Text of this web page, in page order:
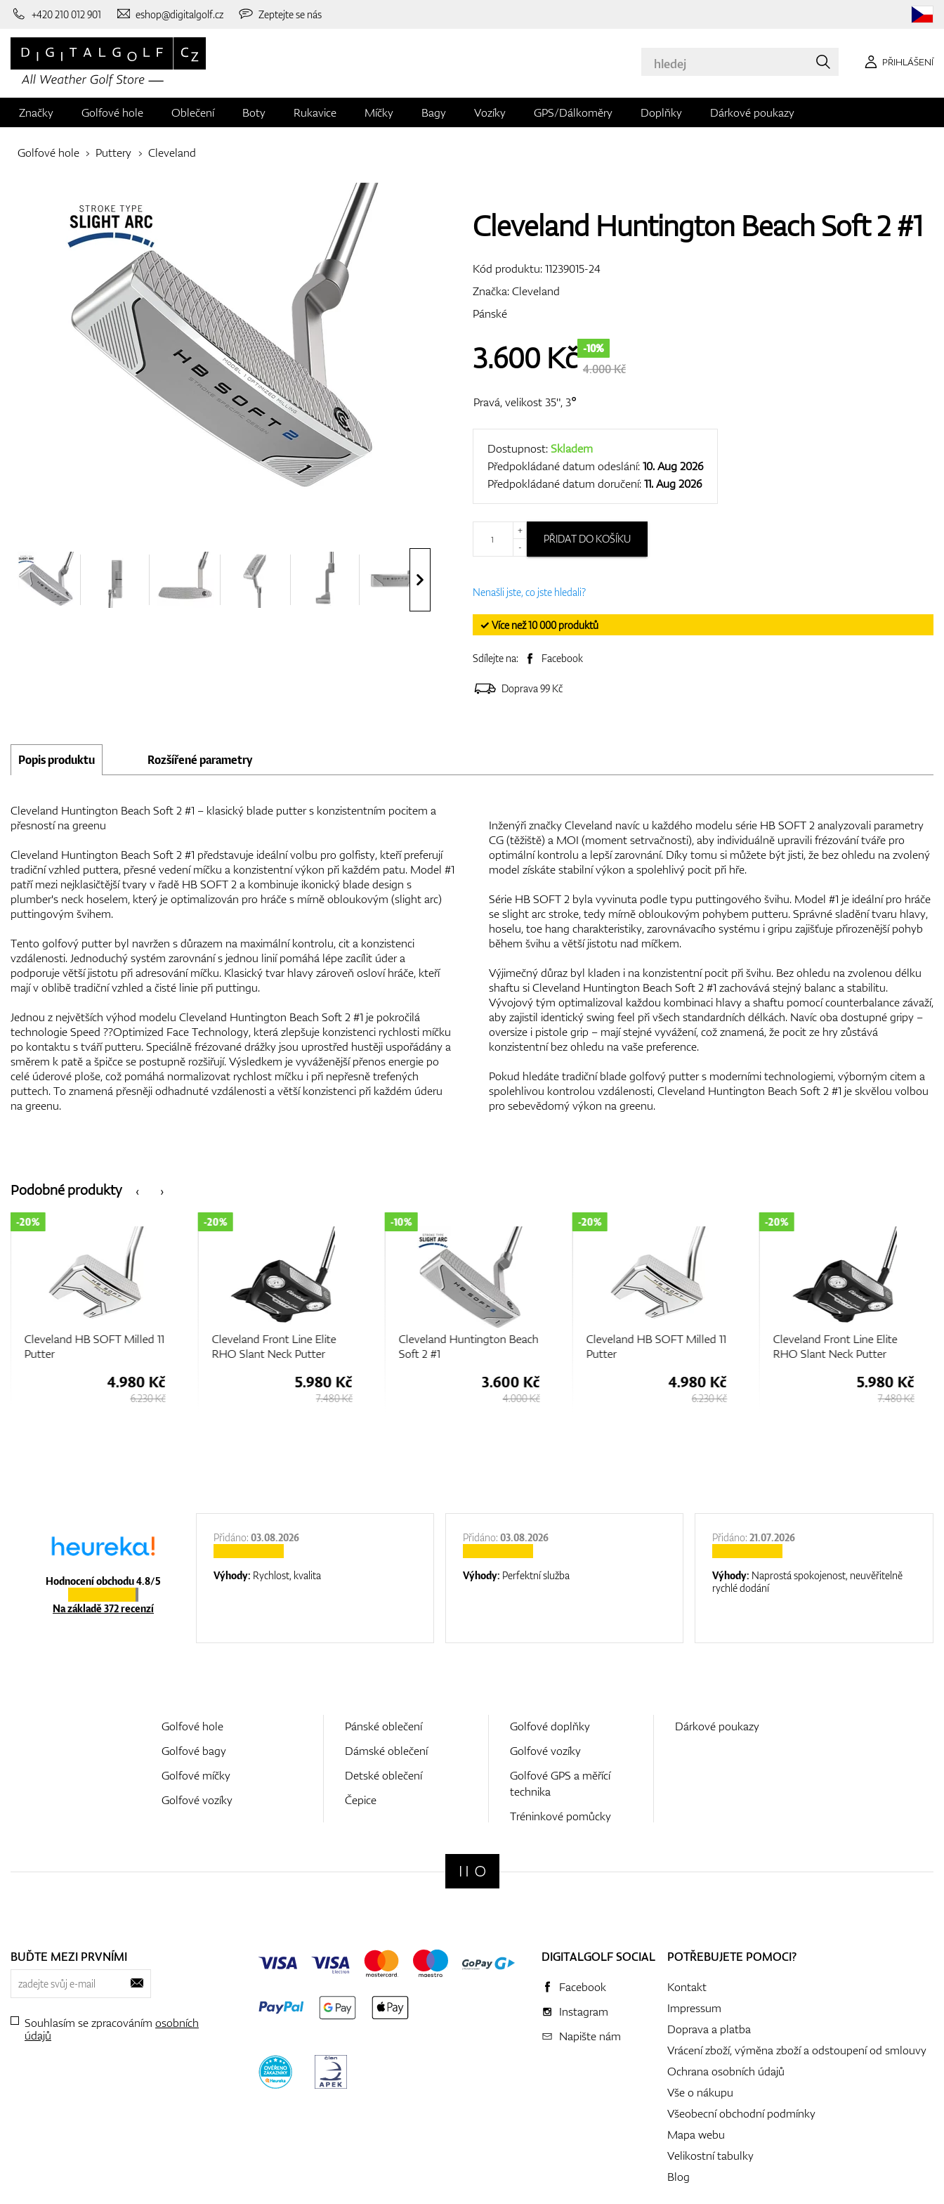
+420 210 012 901 eshop@digitalgolf.cz Zeptejte se nás
PŘIHLÁŠENÍ
Značky Golfové hole Oblečení Boty Rukavice Míčky Bagy Vozíky GPS/Dálkoměry Doplňky Dárkové poukazy
Golfové hole Puttery Cleveland
Cleveland Huntington Beach Soft 2 #1
Kód produktu:11239015-24
Značka:Cleveland
Pánské
3.600Kč -10%
4.000 Kč
Pravá, velikost 35", 3°
Dostupnost:Skladem
Předpokládané datum odeslání:10. Aug 2026
Předpokládané datum doručení:11. Aug 2026
+
-
PŘIDAT DO KOŠÍKU
Nenašli jste, co jste hledali?
✓ Více než 10 000 produktů
Sdílejte na: Facebook
Doprava 99 Kč
Popis produktu Rozšířené parametry
Cleveland Huntington Beach Soft 2 #1 – klasický blade putter s konzistentním pocitem a
přesností na greenu
Cleveland Huntington Beach Soft 2 #1 představuje ideální volbu pro golfisty, kteří preferují
tradiční vzhled puttera, přesné vedení míčku a konzistentní výkon při každém patu. Model #1
patří mezi nejklasičtější tvary v řadě HB SOFT 2 a kombinuje ikonický blade design s
plumber's neck hoselem, který je optimalizován pro hráče s mírně obloukovým (slight arc)
puttingovým švihem.
Tento golfový putter byl navržen s důrazem na maximální kontrolu, cit a konzistenci
vzdálenosti. Jednoduchý systém zarovnání s jednou linií pomáhá lépe zacílit úder a
podporuje větší jistotu při adresování míčku. Klasický tvar hlavy zároveň osloví hráče, kteří
mají v oblibě tradiční vzhled a čisté linie při puttingu.
Jednou z největších výhod modelu Cleveland Huntington Beach Soft 2 #1 je pokročilá
technologie Speed ??Optimized Face Technology, která zlepšuje konzistenci rychlosti míčku
po kontaktu s tváří putteru. Speciálně frézované drážky jsou uprostřed hustěji uspořádány a
směrem k patě a špičce se postupně rozšiřují. Výsledkem je vyváženější přenos energie po
celé úderové ploše, což pomáhá normalizovat rychlost míčku i při nepřesně trefených
puttech. To znamená přesněji odhadnuté vzdálenosti a větší konzistenci při každém úderu
na greenu.
Inženýři značky Cleveland navíc u každého modelu série HB SOFT 2 analyzovali parametry
CG (těžiště) a MOI (moment setrvačnosti), aby individuálně upravili frézování tváře pro
optimální kontrolu a lepší zarovnání. Díky tomu si můžete být jisti, že bez ohledu na zvolený
model získáte stabilní výkon a spolehlivý pocit při hře.
Série HB SOFT 2 byla vyvinuta podle typu puttingového švihu. Model #1 je ideální pro hráče
se slight arc stroke, tedy mírně obloukovým pohybem putteru. Správné sladění tvaru hlavy,
hoselu, toe hang charakteristiky, zarovnávacího systému i gripu zajišťuje přirozenější pohyb
během švihu a větší jistotu nad míčkem.
Výjimečný důraz byl kladen i na konzistentní pocit při švihu. Bez ohledu na zvolenou délku
shaftu si Cleveland Huntington Beach Soft 2 #1 zachovává stejný balanc a stabilitu.
Vývojový tým optimalizoval každou kombinaci hlavy a shaftu pomocí counterbalance závaží,
aby zajistil identický swing feel při všech standardních délkách. Navíc oba dostupné gripy –
oversize i pistole grip – mají stejné vyvážení, což znamená, že pocit ze hry zůstává
konzistentní bez ohledu na vaše preference.
Pokud hledáte tradiční blade golfový putter s moderními technologiemi, výborným citem a
spolehlivou kontrolou vzdálenosti, Cleveland Huntington Beach Soft 2 #1 je skvělou volbou
pro sebevědomý výkon na greenu.
‹
Podobné produkty ›
Cleveland HB SOFT Milled 11
Putter
-20%
4.980 Kč
6.230 Kč
Cleveland Front Line Elite
RHO Slant Neck Putter
-20%
5.980 Kč
7.480 Kč
Cleveland Huntington Beach
Soft 2 #1
-10%
3.600 Kč
4.000 Kč
Cleveland HB SOFT Milled 11
Putter
-20%
4.980 Kč
6.230 Kč
Cleveland Front Line Elite
RHO Slant Neck Putter
-20%
5.980 Kč
7.480 Kč
Hodnocení obchodu 4.8/5
Na základě 372 recenzí
Přidáno:03.08.2026
Výhody: Rychlost, kvalita
Přidáno:03.08.2026
Výhody: Perfektní služba
Přidáno:21.07.2026
Výhody: Naprostá spokojenost, neuvěřitelně
rychlé dodání
Golfové hole
Golfové bagy
Golfové míčky
Golfové vozíky
Pánské oblečení
Dámské oblečení
Detské oblečení
Čepice
Golfové doplňky
Golfové vozíky
Golfové GPS a měřící
technika
Tréninkové pomůcky
Dárkové poukazy
BUĎTE MEZI PRVNÍMI
Souhlasím se zpracováním osobních
údajů
DIGITALGOLF SOCIAL
Facebook
Instagram
Napište nám
POTŘEBUJETE POMOCI?
Kontakt
Impressum
Doprava a platba
Vrácení zboží, výměna zboží a odstoupení od smlouvy
Ochrana osobních údajů
Vše o nákupu
Všeobecní obchodní podmínky
Mapa webu
Velikostní tabulky
Blog